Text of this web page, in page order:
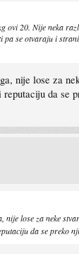
ovi 20. Nije neka
pa se otvaraju i
nije lose za
da se
nije lose za neke
da se preko